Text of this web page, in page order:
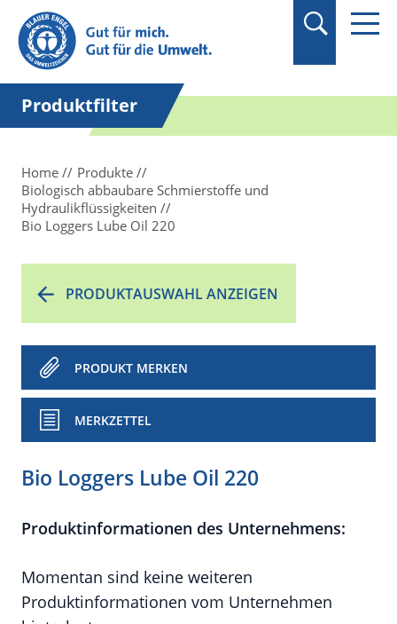
Suchbegriff in
Anführungszeichen
setzen.
Produktfilter
Home
Produkte
Biologisch abbaubare Schmierstoffe und
Hydraulikflüssigkeiten
Bio Loggers Lube Oil 220
PRODUKTAUSWAHL ANZEIGEN
PRODUKT MERKEN
MERKZETTEL
Bio Loggers Lube Oil 220
Produktinformationen des Unternehmens:
Momentan sind keine weiteren
Produktinformationen vom Unternehmen